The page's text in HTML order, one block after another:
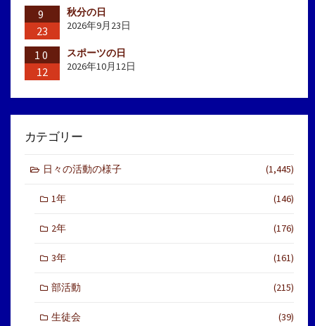
9
23
秋分の日
2026年9月23日
10
12
スポーツの日
2026年10月12日
カテゴリー
日々の活動の様子 (1,445)
1年 (146)
2年 (176)
3年 (161)
部活動 (215)
生徒会 (39)